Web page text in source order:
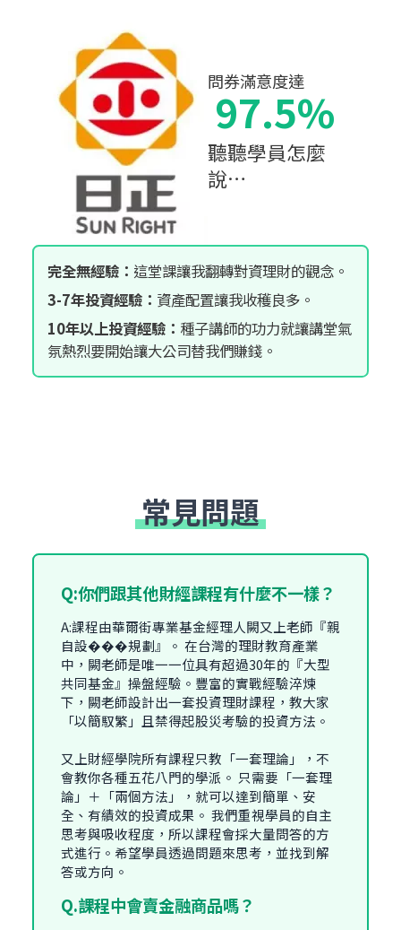
問券滿意度達
97.5%
聽聽學員怎麼
說…
完全無經驗： 這堂課讓我翻轉對資理財的觀念。
3-7年投資經驗： 資產配置讓我收穫良多。
10年以上投資經驗： 種子講師的功力就讓講堂氣
氛熱烈要開始讓大公司替我們賺錢。
常見問題
Q:你們跟其他財經課程有什麼不一樣？
A:課程由華爾街專業基金經理人闕又上老師『親
自設���規劃』。 在台灣的理財教育產業
中，闕老師是唯一一位具有超過30年的『大型
共同基金』操盤經驗。豐富的實戰經驗淬煉
下，闕老師設計出一套投資理財課程，教大家
「以簡馭繁」且禁得起股災考驗的投資方法。
又上財經學院所有課程只教「一套理論」，不
會教你各種五花八門的學派。 只需要「一套理
論」＋「兩個方法」，就可以達到簡單、安
全、有績效的投資成果。 我們重視學員的自主
思考與吸收程度，所以課程會採大量問答的方
式進行。希望學員透過問題來思考，並找到解
答或方向。
Q.課程中會賣金融商品嗎？